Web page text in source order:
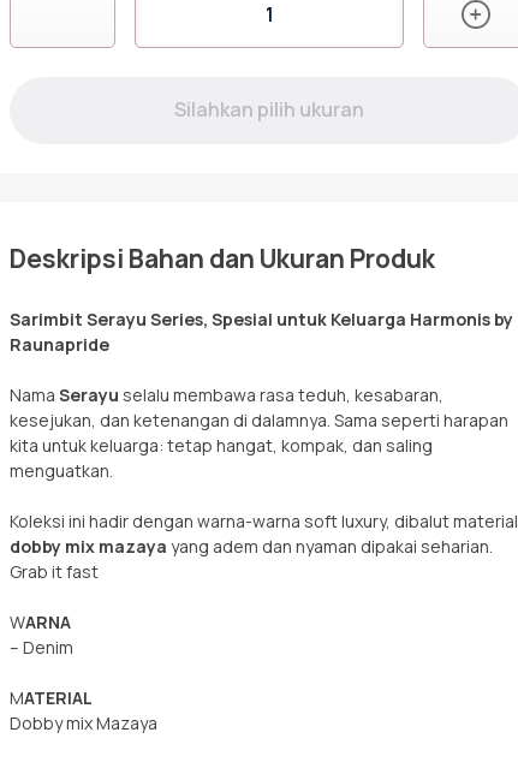
TunikRGF
Deskripsi Bahan dan Ukuran Produk
Sarimbit Serayu Series, Spesial untuk Keluarga Harmonis by
Raunapride
Nama Serayu selalu membawa rasa teduh, kesabaran,
kesejukan, dan ketenangan di dalamnya. Sama seperti harapan
kita untuk keluarga: tetap hangat, kompak, dan saling
menguatkan.
Koleksi ini hadir dengan warna-warna soft luxury, dibalut material
dobby mix mazaya yang adem dan nyaman dipakai seharian.
Grab it fast
WARNA
– Denim
MATERIAL
Dobby mix Mazaya